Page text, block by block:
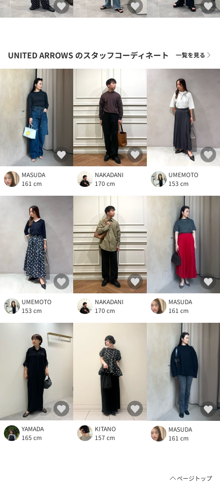
UNITED ARROWS のスタッフコーディネート 一覧を見る
MASUDA
161 cm
NAKADANI
170 cm
UMEMOTO
153 cm
UMEMOTO
153 cm
NAKADANI
170 cm
MASUDA
161 cm
YAMADA
165 cm
KITANO
157 cm
MASUDA
161 cm
ページトップ